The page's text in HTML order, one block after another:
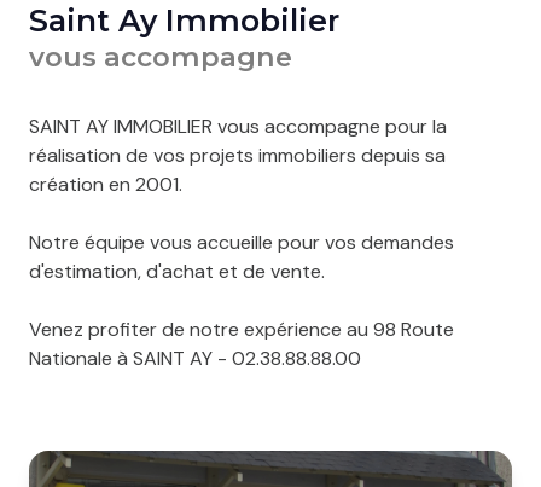
Saint Ay Immobilier
vous accompagne
SAINT AY IMMOBILIER vous accompagne pour la
réalisation de vos projets immobiliers depuis sa
création en 2001.
Notre équipe vous accueille pour vos demandes
d'estimation, d'achat et de vente.
Venez profiter de notre expérience au 98 Route
Nationale à SAINT AY - 02.38.88.88.00